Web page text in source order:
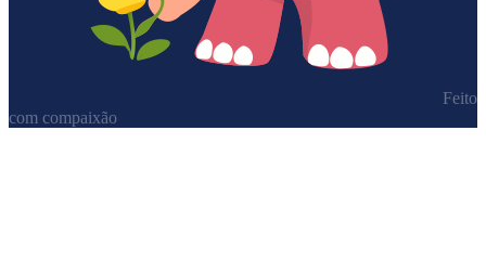
Feito
com compaixão